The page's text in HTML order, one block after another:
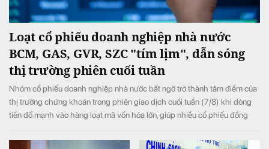
Loạt cổ phiếu doanh nghiệp nhà nước
BCM, GAS, GVR, SZC "tím lịm", dẫn sóng
thị trường phiên cuối tuần
Nhóm cổ phiếu doanh nghiệp nhà nước bất ngờ trở thành tâm điểm của
thị trường chứng khoán trong phiên giao dịch cuối tuần (7/8) khi dòng
tiền đổ mạnh vào hàng loạt mã vốn hóa lớn, giúp nhiều cổ phiếu đồng
trong sắc đỏ.